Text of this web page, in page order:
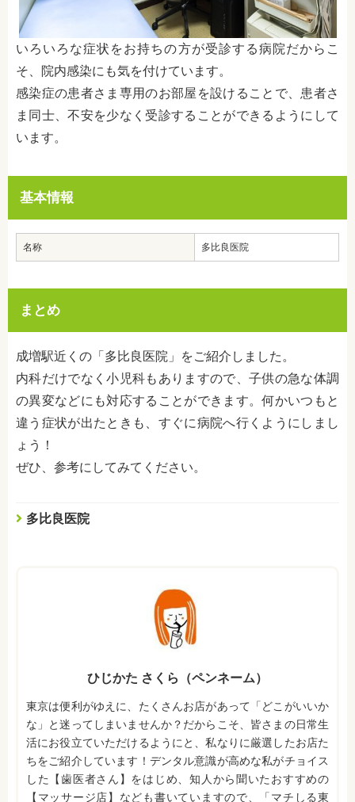
いろいろな症状をお持ちの方が受診する病院だからこ
そ、院内感染にも気を付けています。
感染症の患者さま専用のお部屋を設けることで、患者さ
ま同士、不安を少なく受診することができるようにして
います。
基本情報
名称 多比良医院
まとめ
成増駅近くの「多比良医院」をご紹介しました。
内科だけでなく小児科もありますので、子供の急な体調
の異変などにも対応することができます。何かいつもと
違う症状が出たときも、すぐに病院へ行くようにしまし
ょう！
ぜひ、参考にしてみてください。
多比良医院
ひじかた さくら（ペンネーム）
東京は便利がゆえに、たくさんお店があって「どこがいいか
な」と迷ってしまいませんか？だからこそ、皆さまの日常生
活にお役立ていただけるようにと、私なりに厳選したお店た
ちをご紹介しています！デンタル意識が高めな私がチョイス
した【歯医者さん】をはじめ、知人から聞いたおすすめの
【マッサージ店】なども書いていますので、「マチしる東